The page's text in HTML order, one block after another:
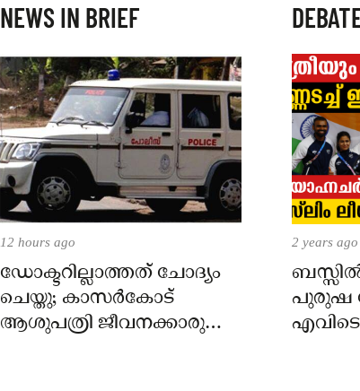
NEWS IN BRIEF
12 hours ago
ഡോക്ടറില്ലാത്തത് ചോദ്യം
ചെയ്തു; കാസർകോട്
ആശുപത്രി ജീവനക്കാരുടെ
2 years ago
പുരുഷ